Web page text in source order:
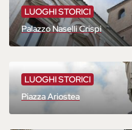
LUOGHI STORICI
Palazzo Naselli Crispi
LUOGHI STORICI
Piazza Ariostea